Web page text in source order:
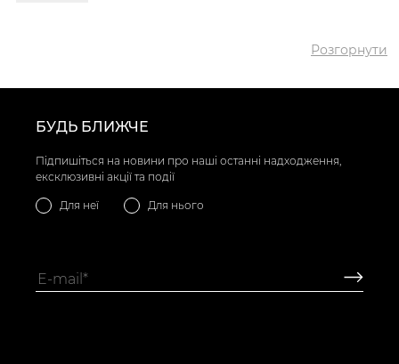
Розгорнути
БУДЬ БЛИЖЧЕ
Підпишіться на новини про наші останні надходження,
ексклюзивні акції та події
Для неї Для нього